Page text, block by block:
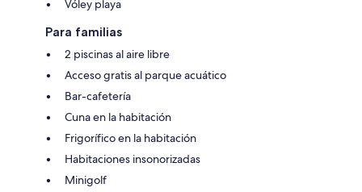
Vóley playa
Para familias
2 piscinas al aire libre
Acceso gratis al parque acuático
Bar-cafetería
Cuna en la habitación
Frigorífico en la habitación
Habitaciones insonorizadas
Minigolf